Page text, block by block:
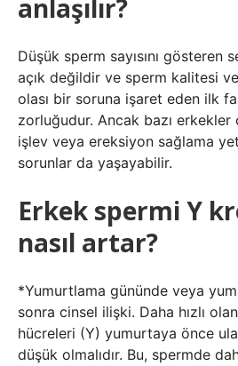
anlaşılır?
Düşük sperm sayısını gösteren
açık değildir ve sperm kalitesi
olası bir soruna işaret eden ilk
zorluğudur. Ancak bazı erkekler
işlev veya ereksiyon sağlama
sorunlar da yaşayabilir.
Erkek spermi Y
nasıl artar?
*Yumurtlama gününde veya
sonra cinsel ilişki. Daha hızlı
hücreleri (Y) yumurtaya önce
düşük olmalıdır. Bu, spermde